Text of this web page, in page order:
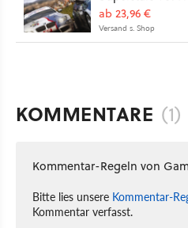
ab 23,96 €
Versand s. Shop
KOMMENTARE (1)
Kommentar-Regeln von
Bitte lies unsere Kommentar-
Kommentar verfasst.